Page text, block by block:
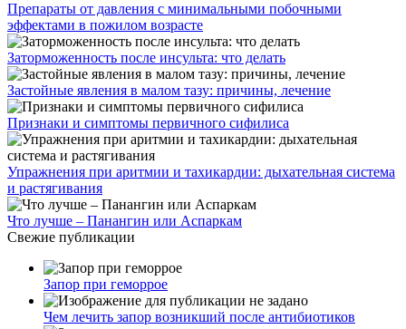
Препараты от давления с минимальными побочными
эффектами в пожилом возрасте
Заторможенность после инсульта: что делать
Застойные явления в малом тазу: причины, лечение
Признаки и симптомы первичного сифилиса
Упражнения при аритмии и тахикардии: дыхательная система
и растягивания
Что лучше – Панангин или Аспаркам
Свежие публикации
Запор при геморрое
Чем лечить запор возникший после антибиотиков